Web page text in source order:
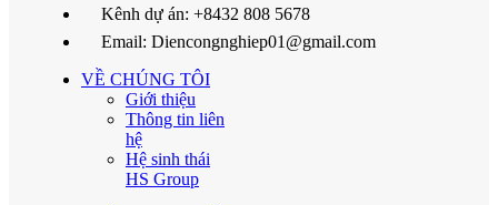
Kênh dự án: +8432 808 5678
Email: Diencongnghiep01@gmail.com
VỀ CHÚNG TÔI
Giới thiệu
Thông tin liên
hệ
Hệ sinh thái
HS Group